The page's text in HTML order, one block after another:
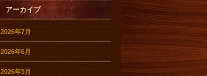
アーカイブ
2026年7月
2026年6月
2026年5月